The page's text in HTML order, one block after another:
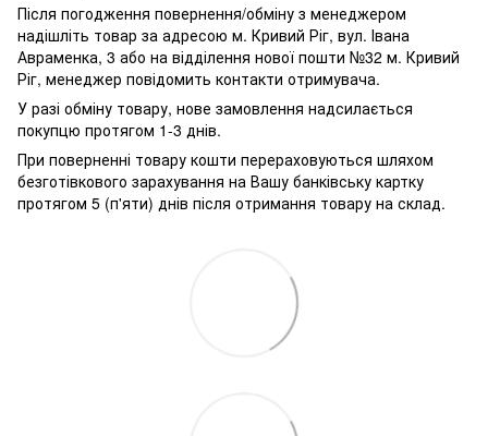
Після погодження повернення/обміну з менеджером
надішліть товар за адресою м. Кривий Ріг, вул. Івана
Авраменка, 3 або на відділення нової пошти №32 м. Кривий
Ріг, менеджер повідомить контакти отримувача.
У разі обміну товару, нове замовлення надсилається
покупцю протягом 1-3 днів.
При поверненні товару кошти перераховуються шляхом
безготівкового зарахування на Вашу банківську картку
протягом 5 (п'яти) днів після отримання товару на склад.